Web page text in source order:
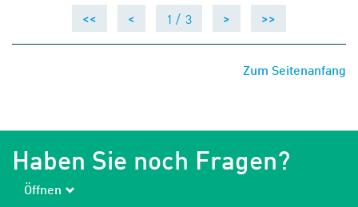
<< < 1 / 3 > >>
Zum Seitenanfang
Haben Sie noch Fragen?
Öffnen